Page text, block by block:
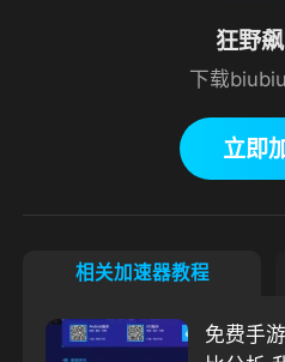
狂野
下载
立即
相关加速器教程
免费手